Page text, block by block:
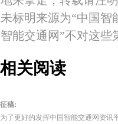
未标明来源为“中国智
智能交通网”不对这
相关阅读
征稿:
为了更好的发挥中国智能交通网资讯